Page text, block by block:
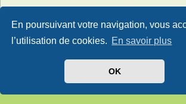
En poursuivant votre navigation, vous
l’utilisation de cookies. En savoir plus
OK
Développé parphpBB® Forum Software © phpBB
PhpBB3 BBCodes
Confidentialité|Conditions